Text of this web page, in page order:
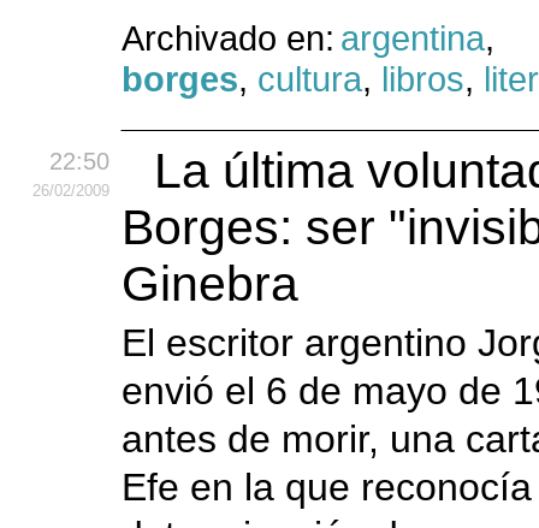
Archivado en: argentina,
borges, cultura, libros,
22:50
26/02/2009
La última
Borges: ser
Ginebra
El escritor argentino
envió el 6 de mayo de
antes de morir, una
Efe en la que